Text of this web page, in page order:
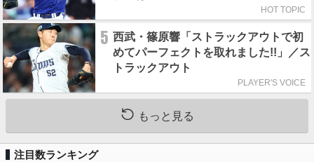
HOT TOPIC
5 西武・篠原響「ストラックアウトで初
めてパーフェクトを取れました!!」／ス
トラックアウト
PLAYER'S VOICE
もっと見る
注目数ランキング